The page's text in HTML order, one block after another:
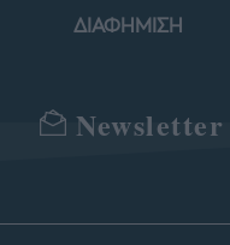
ΔΙΑΦΗΜΙΣΗ
Newsletter